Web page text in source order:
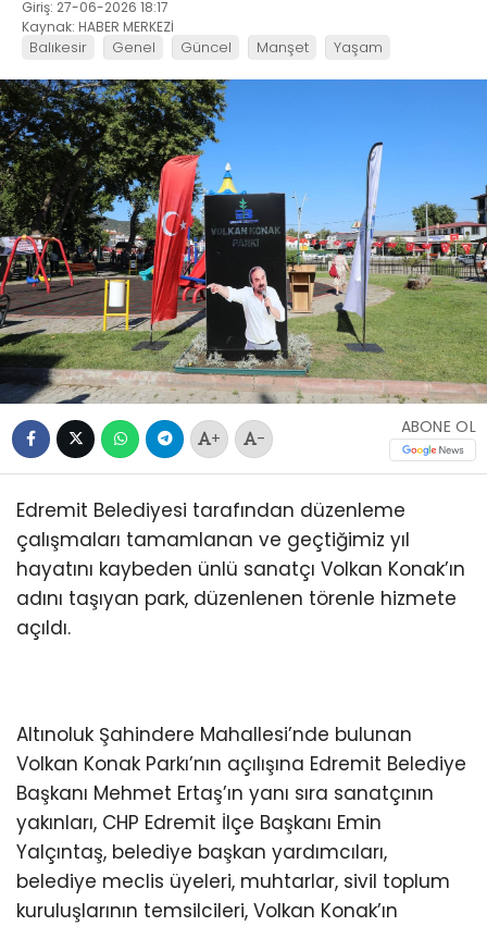
Giriş: 27-06-2026 18:17
Kaynak: HABER MERKEZİ
Balıkesir Genel Güncel Manşet Yaşam
+ -
ABONE OL
Edremit Belediyesi tarafından düzenleme
çalışmaları tamamlanan ve geçtiğimiz yıl
hayatını kaybeden ünlü sanatçı Volkan Konak’ın
adını taşıyan park, düzenlenen törenle hizmete
açıldı.
Altınoluk Şahindere Mahallesi’nde bulunan
Volkan Konak Parkı’nın açılışına Edremit Belediye
Başkanı Mehmet Ertaş’ın yanı sıra sanatçının
yakınları, CHP Edremit İlçe Başkanı Emin
Yalçıntaş, belediye başkan yardımcıları,
belediye meclis üyeleri, muhtarlar, sivil toplum
kuruluşlarının temsilcileri, Volkan Konak’ın